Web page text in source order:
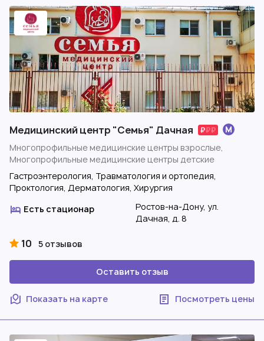
Медицинский центр "Семья" Дачная
Многопрофильные медицинские центры взрослые,
Многопрофильные медицинские центры детские
Гастроэнтерология, Травматология и ортопедия,
Проктология, Дерматология, Хирургия
Есть стационар
Ростов-на-Дону, ул.
Дачная, д. 8
10 5 отзывов
Оставить отзыв
Показать на карте Посмотреть цены